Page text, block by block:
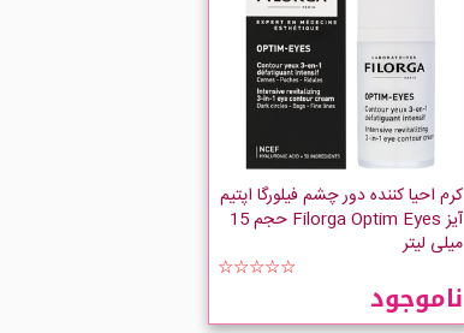
کرم احیا کننده دور چشم فیلورگا اپتیم
آیز Filorga Optim Eyes حجم 15
میلی لیتر
☆☆☆☆☆
ناموجود